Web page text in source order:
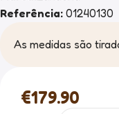
Referência: 01240130
As medidas são
€179.90